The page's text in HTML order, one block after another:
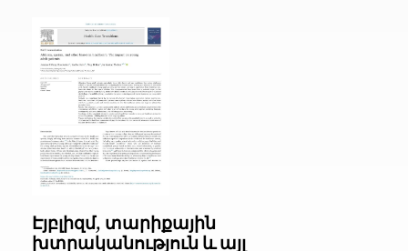
Էյբլիզմ, տարիքային
խտրականություն և այլ